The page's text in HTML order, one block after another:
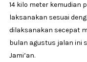
14 kilo meter kemudian
laksanakan sesuai
dilaksanakan secepat
bulan agustus jalan ini
Jami’an.